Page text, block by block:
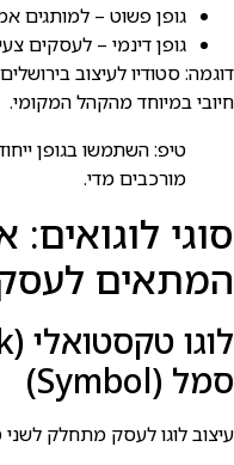
גופן פשוט – למותגים
גופן דינמי – לעסקים
דוגמה: סטודיו לעיצוב
חיובי במיוחד מהקהל המקומי.
טיפ: השתמשו בגופן
מורכבים מדי.
סוגי
המתאים
סמל (Symbol)
עיצוב לוגו לעסק מתחלק לשני